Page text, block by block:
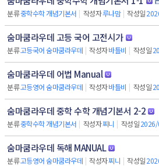
분류중학수학 개념기본서 | 작성자루나맘 | 작성일
숨마쿰라우데 고등 국어 고전시가
분류고등국어 숨마쿰라우데 | 작성자바틀비 | 작성일
숨마쿰라우데 어법 Manual
분류고등영어 숨마쿰라우데 | 작성자바틀비 | 작성일
숨마쿰라우데 중학 수학 개념기본서 2-2
분류중학수학 개념기본서 | 작성자찌니 | 작성일
숨마쿰라우데 독해 MANUAL
분류고등영어 숨마쿰라우데 | 작성자찌니 | 작성일